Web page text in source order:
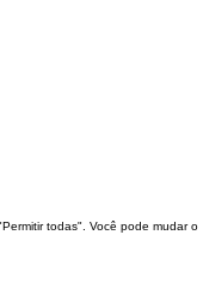
todas". Você pode mudar o